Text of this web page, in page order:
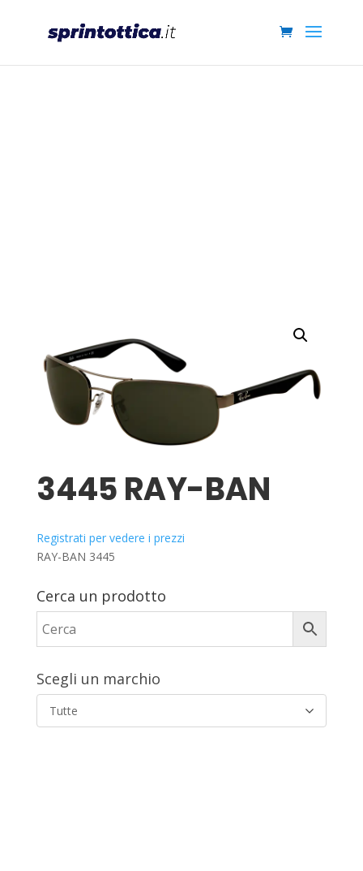
3445 RAY-BAN
Registrati per vedere i prezzi
RAY-BAN 3445
Cerca un prodotto
Scegli un marchio
Tutte